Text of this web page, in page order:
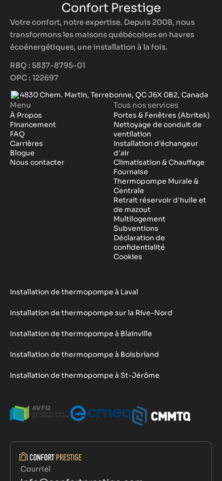
Confort Prestige
Votre confort, notre expertise. Depuis 2008, nous
transformons les maisons québécoises en havres
écoénergétiques, une installation à la fois.
RBQ : 5837-8795-01
OPC : 122697
4830 Chem. Martin, Terrebonne, QC J6X 0B2, Canada
Menu
À Propos
Financement
FAQ
Carrières
Blogue
Nous contacter
Tous nos services
Portes & Fenêtres (Abritek)
Nettoyage de conduit de
ventilation
Installation d'échangeur
d'air
Climatisation & Chauffage
Fournaise
Thermopompe Murale &
Centrale
Retrait réservoir d'huile et
de mazout
Multilogement
Subventions
Déclaration de
confidentialité
Cookies
Installation de thermopompe à Laval
Installation de thermopompe sur la Rive-Nord
Installation de thermopompe à Blainville
Installation de thermopompe à Boisbriand
Installation de thermopompe à St-Jérôme
Courriel